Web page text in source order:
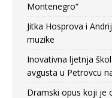
Montenegro“
Jitka Hosprova i
muzike
Inovativna ljetnja
avgusta u Petrovcu
Dramski opus koji je